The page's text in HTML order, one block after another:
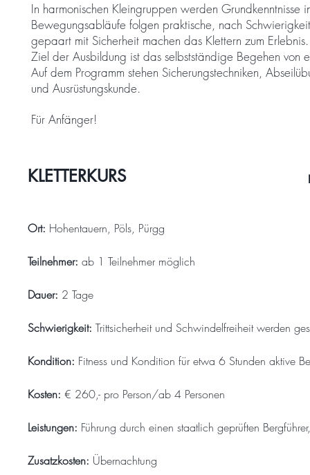
In harmonischen Kleingruppen werden Grundkenntnisse
Bewegungsabläufe folgen praktische, nach
gepaart mit Sicherheit machen das Klettern zum Erlebnis.
Ziel der Ausbildung ist das selbstständige Begehen von
Auf dem Programm stehen Sicherungstechniken,
und Ausrüstungskunde.
Für Anfänger!
KLETTERKURS
Ort: Hohentauern, Pöls, Pürgg
Teilnehmer: ab 1 Teilnehmer möglich
Dauer: 2 Tage
Schwierigkeit: Trittsicherheit und Schwindelfreiheit werden
Kondition: Fitness und Kondition für etwa 6 Stunden aktive
Kosten: € 260,- pro Person/ab 4 Personen
Leistungen: Führung durch einen staatlich geprüften
Zusatzkosten: Übernachtung